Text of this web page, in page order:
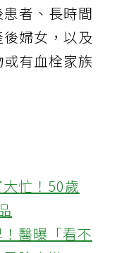
者、長時間
婦女，以及
有血栓家族
忙！50歲
醫曝「看不